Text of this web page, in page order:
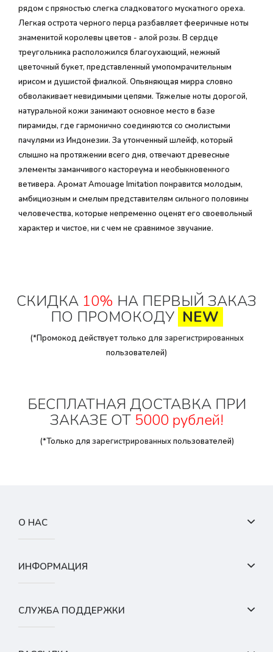
рядом с пряностью слегка сладковатого мускатного ореха.
Легкая острота черного перца разбавляет фееричные ноты
знаменитой королевы цветов - алой розы. В сердце
треугольника расположился благоухающий, нежный
цветочный букет, представленный умопомрачительным
ирисом и душистой фиалкой. Опьяняющая мирра словно
обволакивает невидимыми цепями. Тяжелые ноты дорогой,
натуральной кожи занимают основное место в базе
пирамиды, где гармонично соединяются со смолистыми
пачулями из Индонезии. За утонченный шлейф, который
слышно на протяжении всего дня, отвечают древесные
элементы заманчивого кастореума и необыкновенного
ветивера. Аромат Amouage Imitation понравится молодым,
амбициозным и смелым представителям сильного половины
человечества, которые непременно оценят его своевольный
характер и чистое, ни с чем не сравнимое звучание.
СКИДКА 10% НА ПЕРВЫЙ ЗАКАЗ
ПО ПРОМОКОДУ NEW
(*Промокод действует только для зарегистрированных
пользователей)
БЕСПЛАТНАЯ ДОСТАВКА ПРИ
ЗАКАЗЕ ОТ 5000 рублей!
(*Только для зарегистрированныхпользователей)
О НАС
ИНФОРМАЦИЯ
СЛУЖБА ПОДДЕРЖКИ